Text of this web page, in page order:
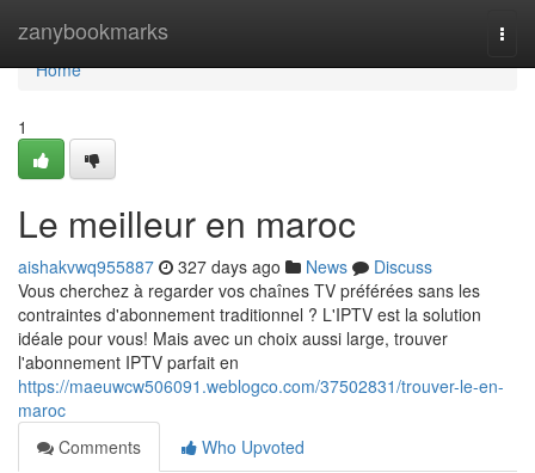
zanybookmarks
Home
Home
1
Le meilleur en maroc
aishakvwq955887 327 days ago News
Discuss
Vous cherchez à regarder vos chaînes TV préférées sans les
contraintes d'abonnement traditionnel ? L'IPTV est la solution
idéale pour vous! Mais avec un choix aussi large, trouver
l'abonnement IPTV parfait en
https://maeuwcw506091.weblogco.com/37502831/trouver-le-en-
maroc
Comments
Who Upvoted